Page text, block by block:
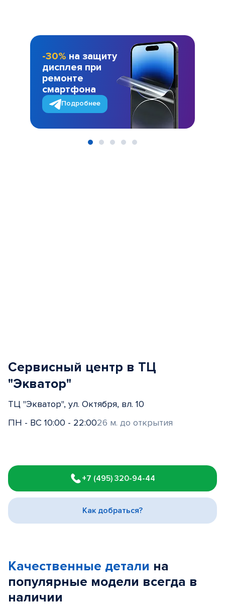
-30% на защиту
дисплея при
ремонте
смартфона
Подробнее
Сервисный центр в ТЦ
"Экватор"
ТЦ "Экватор", ул. Октября, вл. 10
ПН - ВС 10:00 - 22:0026 м. до открытия
1
of
3
+7 (495) 320-94-44
Как добраться?
Качественные детали на
популярные модели всегда в
наличии